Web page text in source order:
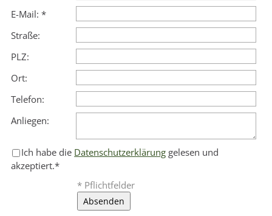
E-Mail:*
Straße:
PLZ:
Ort:
Telefon:
Anliegen:
Ich habe die Datenschutzerklärung gelesen und
akzeptiert.*
* Pflichtfelder
Absenden